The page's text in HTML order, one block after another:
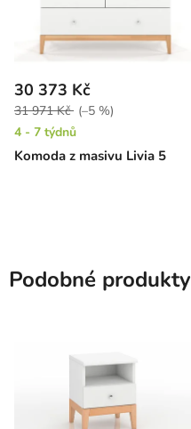
Komoda z masivu Livia 5
30 373 Kč
31 971 Kč (–5 %)
4 - 7 týdnů
Podobné produkty